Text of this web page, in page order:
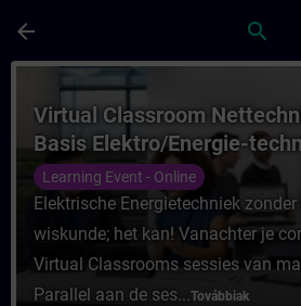
arrow_back search
Tanfolyam - Virtual
Virtual Classroom
Basis Elektro/Energie-
Learning Event - Online
Elektrische Energietechniek
wiskunde; het kan! Vanachter je
Virtual Classrooms sessies van
Parallel aan de ses...Továbbiak